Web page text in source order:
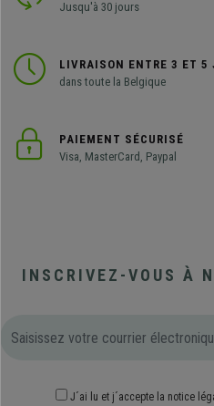
Jusqu'à 30 jours
LIVRAISON ENTRE 3 ET 5
dans toute la Belgique
PAIEMENT SÉCURISÉ
Visa, MasterCard, Paypal
INSCRIVEZ-VOUS À
J´ai lu et j´accepte la notice